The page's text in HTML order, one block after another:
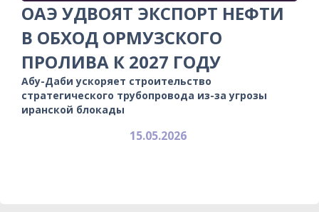
ОАЭ УДВОЯТ ЭКСПОРТ НЕФТИ
В ОБХОД ОРМУЗСКОГО
ПРОЛИВА К 2027 ГОДУ
Абу-Даби ускоряет строительство
стратегического трубопровода из-за угрозы
иранской блокады
15.05.2026